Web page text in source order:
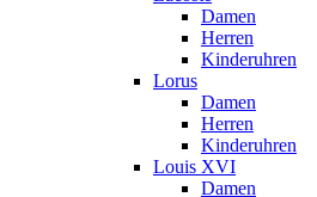
Damen
Herren
Kinderuhren
Lorus
Damen
Herren
Kinderuhren
Louis XVI
Damen